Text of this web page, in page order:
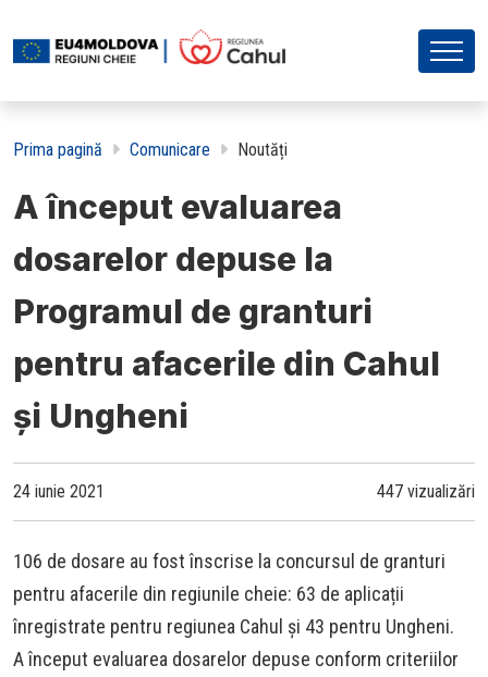
Prima pagină Comunicare Noutăți
A început evaluarea
dosarelor depuse la
Programul de granturi
pentru afacerile din Cahul
și Ungheni
24 iunie 2021 447 vizualizări
106 de dosare au fost înscrise la concursul de granturi
pentru afacerile din regiunile cheie: 63 de aplicații
înregistrate pentru regiunea Cahul și 43 pentru Ungheni.
A început evaluarea dosarelor depuse conform criteriilor